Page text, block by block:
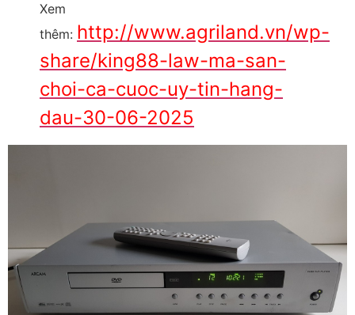
Xem
thêm: http://www.agriland.vn/wp-
share/king88-law-ma-san-
choi-ca-cuoc-uy-tin-hang-
dau-30-06-2025